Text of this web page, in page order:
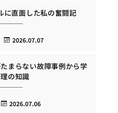
に直面した私の奮闘記
2026.07.07
まらない故障事例から学
の知識
2026.07.06